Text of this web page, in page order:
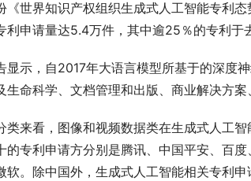
世界知识产权组织生成式人工智能专利态
利申请量达5.4万件，其中逾25％的专利于
示，自2017年大语言模型所基于的深度神
生命科学、文档管理和出版、商业解决方
看，图像和视频数据类在生成式人工智
的专利申请方分别是腾讯、中国平安、百
软。除中国外，生成式人工智能相关专利